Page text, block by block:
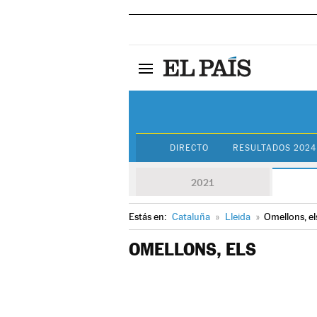
DIRECTO RESULTADOS 2024
2021
Estás en: Cataluña » Lleida » Omellons,
OMELLONS, ELS